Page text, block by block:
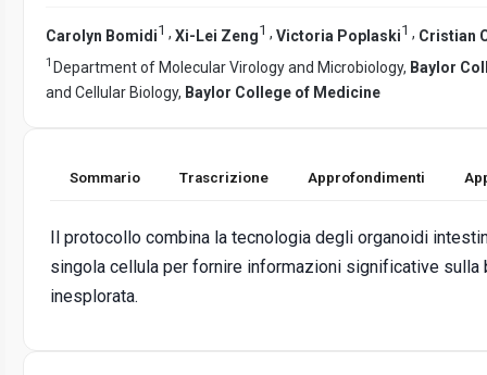
Carolyn Bomidi1 , Xi-Lei Zeng1 , Victoria Poplaski1 , Cristian
1 Department of Molecular Virology and Microbiology, Baylor
and Cellular Biology, Baylor College of Medicine
Sommario Trascrizione Approfondimenti
Il protocollo combina la tecnologia degli organoidi
singola cellula per fornire informazioni significative
inesplorata.